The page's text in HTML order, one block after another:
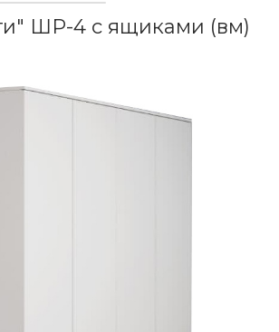
ШР-4 с ящиками (вм)